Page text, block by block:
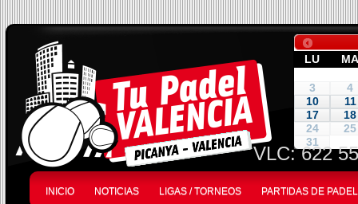
LU MA
3
4
10
11
17
18
24
25
31
VLC:622
INICIO NOTICIAS LIGAS / TORNEOS PARTIDAS DE PADEL